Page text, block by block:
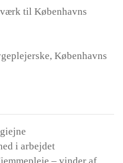
til Københavns
Københavns
i arbejdet